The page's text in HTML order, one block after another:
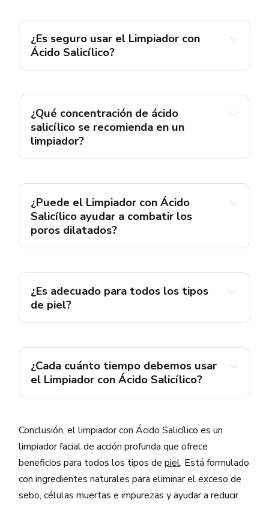
¿Es seguro usar el Limpiador con
Ácido Salicílico?
¿Qué concentración de ácido
salicílico se recomienda en un
limpiador?
el acné
¿Puede el Limpiador con Ácido
Salicílico ayudar a combatir los
poros dilatados?
¿Es adecuado para todos los tipos
de piel?
¿Cada cuánto tiempo debemos usar
el Limpiador con Ácido Salicílico?
Conclusión, el limpiador con Ácido Salicílico es un
limpiador facial de acción profunda que ofrece
beneficios para todos los tipos depiel. Está formulado
con ingredientes naturales para eliminar el exceso de
sebo, células muertas e impurezas y ayudar a reducir